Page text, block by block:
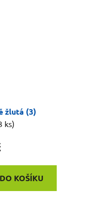
žlutá (3)
ks)
DO KOŠÍKU